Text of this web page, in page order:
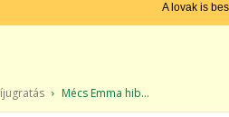
A lovak is
Mécs Emma hib...